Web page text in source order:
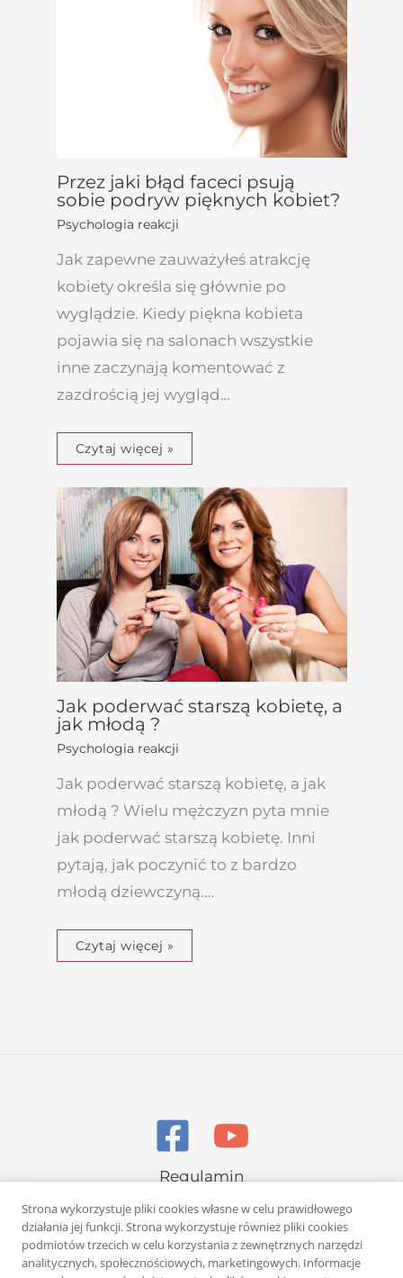
Przez jaki błąd faceci psują
sobie podryw pięknych kobiet?
Psychologia reakcji
Jak zapewne zauważyłeś atrakcję
kobiety określa się głównie po
wyglądzie. Kiedy piękna kobieta
pojawia się na salonach wszystkie
inne zaczynają komentować z
zazdrością jej wygląd…
Czytaj więcej »
Jak poderwać starszą kobietę, a
jak młodą ?
Psychologia reakcji
Jak poderwać starszą kobietę, a jak
młodą ? Wielu mężczyzn pyta mnie
jak poderwać starszą kobietę. Inni
pytają, jak poczynić to z bardzo
młodą dziewczyną.…
Czytaj więcej »
Regulamin
Polityka prywatności
Strona wykorzystuje pliki cookies własne w celu prawidłowego
działania jej funkcji. Strona wykorzystuje również pliki cookies
podmiotów trzecich w celu korzystania z zewnętrznych narzędzi
analitycznych, społecznościowych, marketingowych. Informacje